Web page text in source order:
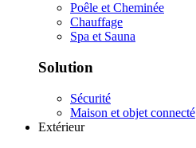
Poêle et Cheminée
Chauffage
Spa et Sauna
Solution
Sécurité
Maison et objet connecté
Extérieur